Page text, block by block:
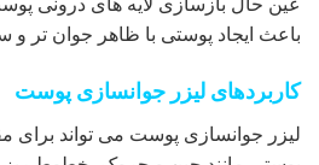
عین حال بازسازی لایه های درونی
باعث ایجاد پوستی با ظاهر جوان تر و
کاربردهای لیزر جوانسازی پوست
لیزر جوانسازی پوست می تواند برای